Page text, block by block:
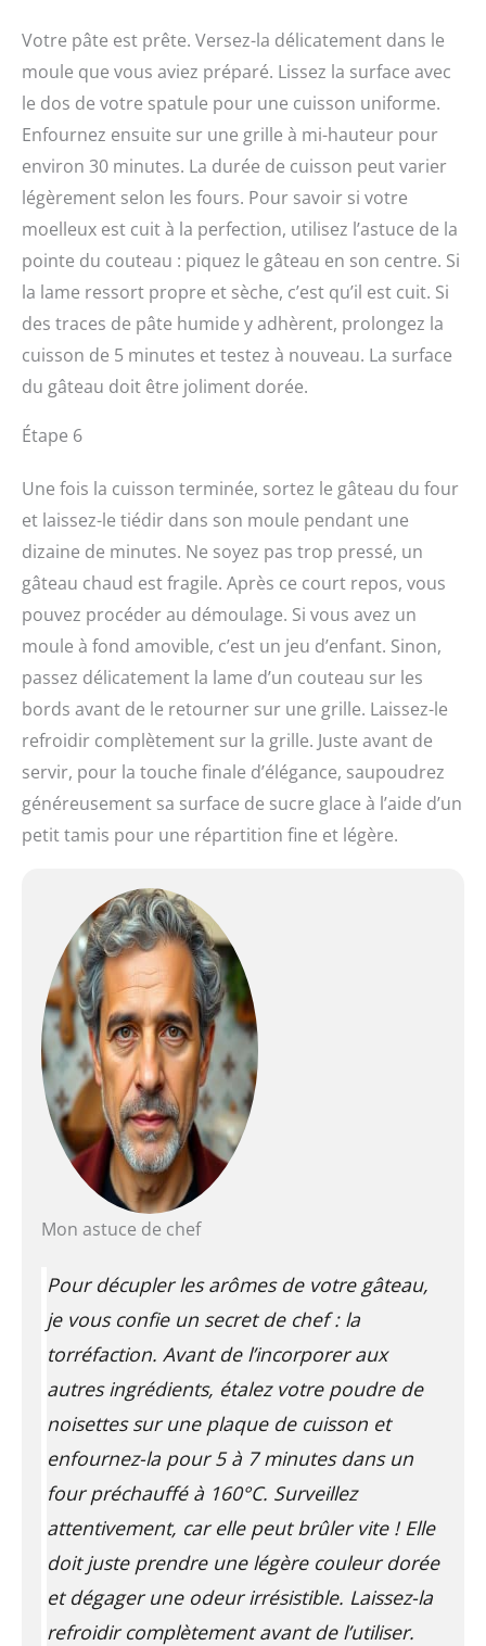
Votre pâte est prête. Versez-la délicatement dans le
moule que vous aviez préparé. Lissez la surface avec
le dos de votre spatule pour une cuisson uniforme.
Enfournez ensuite sur une grille à mi-hauteur pour
environ 30 minutes. La durée de cuisson peut varier
légèrement selon les fours. Pour savoir si votre
moelleux est cuit à la perfection, utilisez l’astuce de la
pointe du couteau : piquez le gâteau en son centre. Si
la lame ressort propre et sèche, c’est qu’il est cuit. Si
des traces de pâte humide y adhèrent, prolongez la
cuisson de 5 minutes et testez à nouveau. La surface
du gâteau doit être joliment dorée.
Étape 6
Une fois la cuisson terminée, sortez le gâteau du four
et laissez-le tiédir dans son moule pendant une
dizaine de minutes. Ne soyez pas trop pressé, un
gâteau chaud est fragile. Après ce court repos, vous
pouvez procéder au démoulage. Si vous avez un
moule à fond amovible, c’est un jeu d’enfant. Sinon,
passez délicatement la lame d’un couteau sur les
bords avant de le retourner sur une grille. Laissez-le
refroidir complètement sur la grille. Juste avant de
servir, pour la touche finale d’élégance, saupoudrez
généreusement sa surface de sucre glace à l’aide d’un
petit tamis pour une répartition fine et légère.
Mon astuce de chef
Pour décupler les arômes de votre gâteau,
je vous confie un secret de chef : la
torréfaction. Avant de l’incorporer aux
autres ingrédients, étalez votre poudre de
noisettes sur une plaque de cuisson et
enfournez-la pour 5 à 7 minutes dans un
four préchauffé à 160°C. Surveillez
attentivement, car elle peut brûler vite ! Elle
doit juste prendre une légère couleur dorée
et dégager une odeur irrésistible. Laissez-la
refroidir complètement avant de l’utiliser.